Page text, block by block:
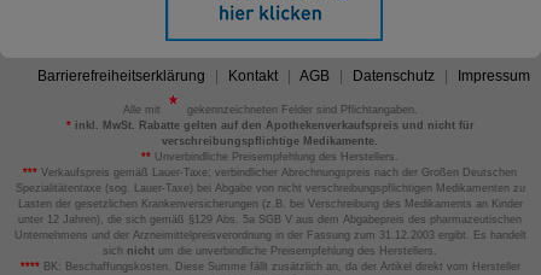
Barrierefreiheitserklärung Kontakt AGB Datenschutz Impressum
Alle mit
gekennzeichneten Felder sind Pflichtangaben.
*inkl. MwSt. Rabatte gelten auf den Apothekenverkaufspreis und nicht für
verschreibungspflichtige Medikamente.
** Unverbindliche Preisempfehlung des Herstellers.
*** Verkaufspreis gemäß Lauer-Taxe; verbindlicher Abrechnungspreis nach der Großen Deutschen
Spezialitätentaxe (sog. Lauer-Taxe) bei Abgabe von nicht verschreibungspflichtigen Medikamenten zu
Lasten der gesetzlichen Krankenversicherungen (z.B. bei Verschreibung des Medikaments an Kinder
unter 12 Jahren), die sich gemäß §129 Abs. 5a SGB V aus dem Abgabepreis des pharmazeutischen
Unternehmens und der Arzneimittelpreisverordnung in der Fassung zum 31.12.2003 ergibt. Es handelt
sich nicht um die unverbindliche Preisempfehlung des Herstellers.
****BK: Beschaffungskosten. Diese Summe fällt zusätzlich an, da der Artikel direkt vom Hersteller